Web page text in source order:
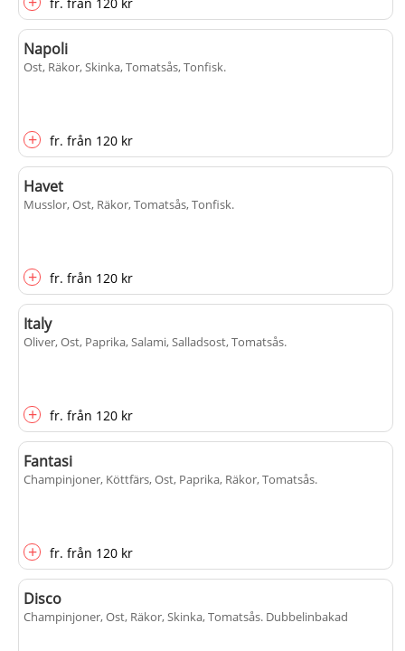
Napoli
Ost, Räkor, Skinka, Tomatsås, Tonfisk.
+ fr. från 120 kr
Havet
Musslor, Ost, Räkor, Tomatsås, Tonfisk.
+ fr. från 120 kr
Italy
Oliver, Ost, Paprika, Salami, Salladsost, Tomatsås.
+ fr. från 120 kr
Fantasi
Champinjoner, Köttfärs, Ost, Paprika, Räkor, Tomatsås.
+ fr. från 120 kr
Disco
Champinjoner, Ost, Räkor, Skinka, Tomatsås. Dubbelinbakad